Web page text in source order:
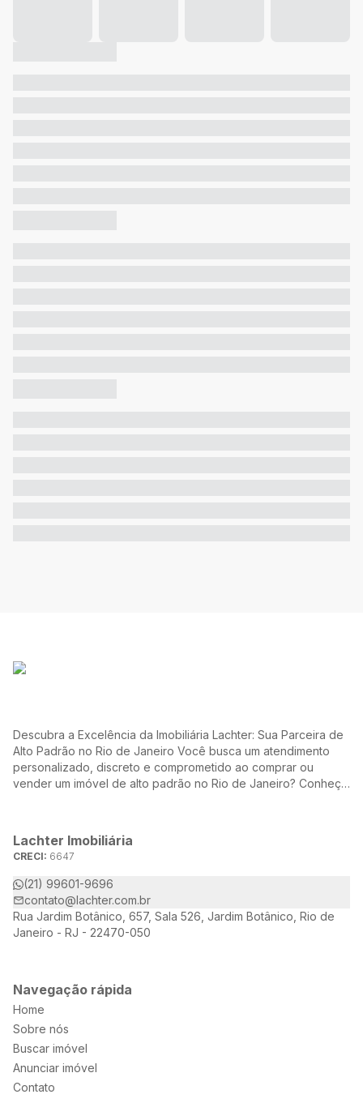
Descubra a Excelência da Imobiliária Lachter: Sua Parceira de
Alto Padrão no Rio de Janeiro Você busca um atendimento
personalizado, discreto e comprometido ao comprar ou
vender um imóvel de alto padrão no Rio de Janeiro? Conheça
necessidades e desejos.
Lachter Imobiliária
CRECI: 6647
(21) 99601-9696
contato@lachter.com.br
Rua Jardim Botânico, 657, Sala 526, Jardim Botânico, Rio de
Janeiro - RJ - 22470-050
Navegação rápida
Home
Sobre nós
Buscar imóvel
Anunciar imóvel
Contato